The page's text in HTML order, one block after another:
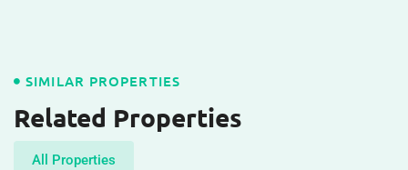
SIMILAR PROPERTIES
Related Properties
All Properties